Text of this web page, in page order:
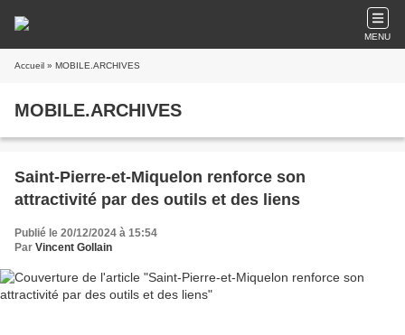
MENU
Accueil » MOBILE.ARCHIVES
MOBILE.ARCHIVES
Saint-Pierre-et-Miquelon renforce son
attractivité par des outils et des liens
Publié le 20/12/2024 à 15:54
Par Vincent Gollain